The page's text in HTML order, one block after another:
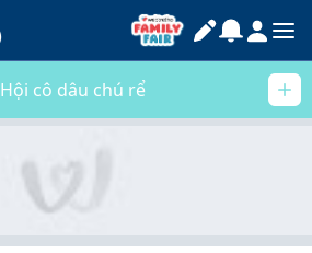
Hội cô dâu chú rể